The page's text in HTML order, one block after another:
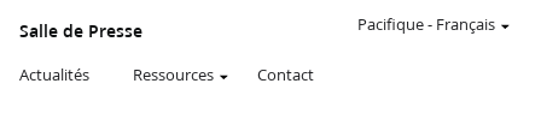
Salle de Presse
Actualités Ressources Contact
Pacifique- Français